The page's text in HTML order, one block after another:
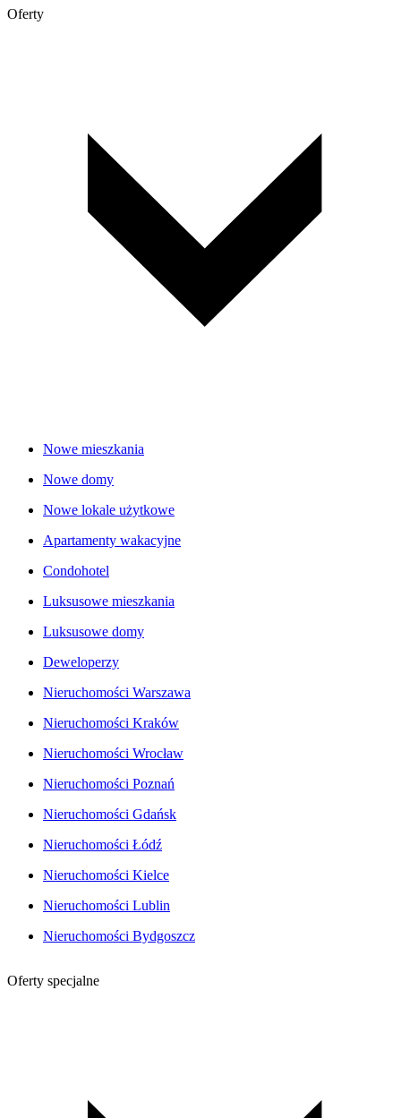
Oferty
Nowe mieszkania
Nowe domy
Nowe lokale użytkowe
Apartamenty wakacyjne
Condohotel
Luksusowe mieszkania
Luksusowe domy
Deweloperzy
Nieruchomości Warszawa
Nieruchomości Kraków
Nieruchomości Wrocław
Nieruchomości Poznań
Nieruchomości Gdańsk
Nieruchomości Łódź
Nieruchomości Kielce
Nieruchomości Lublin
Nieruchomości Bydgoszcz
Oferty specjalne